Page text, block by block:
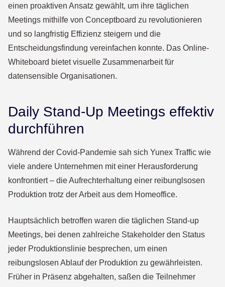
einen proaktiven Ansatz gewählt, um ihre täglichen
Meetings mithilfe von Conceptboard zu revolutionieren
und so langfristig Effizienz steigern und die
Entscheidungsfindung vereinfachen konnte. Das Online-
Whiteboard bietet visuelle Zusammenarbeit für
datensensible Organisationen.
Daily Stand-Up Meetings effektiv
durchführen
Während der Covid-Pandemie sah sich Yunex Traffic wie
viele andere Unternehmen mit einer Herausforderung
konfrontiert – die Aufrechterhaltung einer reibunglsosen
Produktion trotz der Arbeit aus dem Homeoffice.
Hauptsächlich betroffen waren die täglichen Stand-up
Meetings, bei denen zahlreiche Stakeholder den Status
jeder Produktionslinie besprechen, um einen
reibungslosen Ablauf der Produktion zu gewährleisten.
Früher in Präsenz abgehalten, saßen die Teilnehmer